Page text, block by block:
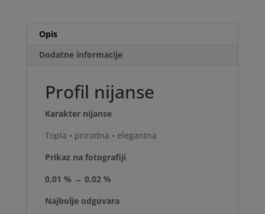
Opis
Dodatne informacije
Profil nijanse
Karakter nijanse
Topla • prirodna • elegantna
Prikaz na fotografiji
0,01 % ↔ 0,02 %
Najbolje odgovara